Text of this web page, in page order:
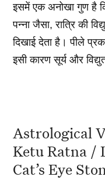
इसमें एक अनोखा गुण है
पन्ना जैसा, रात्रि की
दिखाई देता है। पीले
इसी कारण सूर्य और
Astrological
Ketu Ratna /
Cat’s Eye